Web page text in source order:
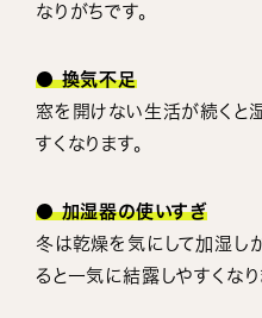
なりがちです。
● 換気不足
窓を開けない生活が続くと
すくなります。
● 加湿器の使いすぎ
冬は乾燥を気にして加湿し
ると一気に結露しやすくなり